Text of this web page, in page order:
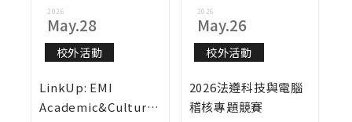
2026
May.28
校外活動
LinkUp: EMI
Academic&Cultural
2026
May.26
校外活動
2026法遵科技與電腦
稽核專題競賽